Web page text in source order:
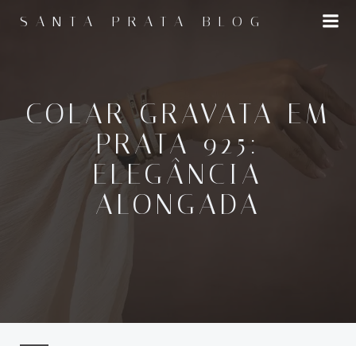
para
SANTA PRATA BLOG
COLAR GRAVATA EM
PRATA 925:
ELEGÂNCIA
ALONGADA